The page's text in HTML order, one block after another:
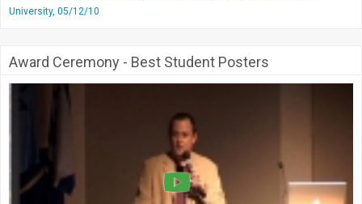
University, 05/12/10
Award Ceremony - Best Student Posters